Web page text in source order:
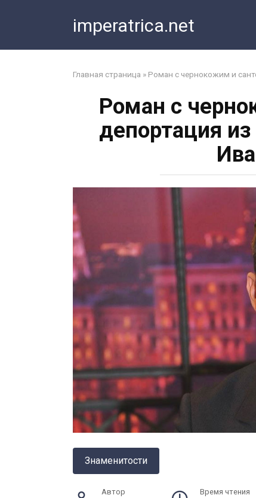
imperatrica.net
Главная страница » Роман с чернокожим и
Роман с
депортация
Знаменитости
Автор Время чтения